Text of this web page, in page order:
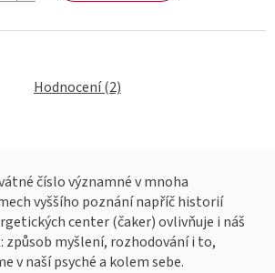
Hodnocení (2)
číslo významné v mnoha
vyššího poznání napříč historií
center (čaker) ovlivňuje i náš
způsob myšlení, rozhodování i to,
v naší psyché a kolem sebe.